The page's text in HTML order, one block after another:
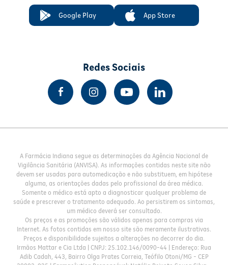
Google Play App Store
Redes Sociais
A Farmácia Indiana segue as determinações da Agência Nacional de
Vigilância Sanitária (ANVISA). As informações contidas neste site não
devem ser usadas para automedicação e não substituem, em hipótese
alguma, as orientações dadas pelo profissional da área médica.
Somente o médico está apto a diagnosticar qualquer problema de
saúde e prescrever o tratamento adequado. Ao persistirem os sintomas,
um médico deverá ser consultado.
Os preços e as promoções são válidos apenas para compras via
Internet. As fotos contidas em nosso site são meramente ilustrativas.
Preços e disponibilidade sujeitos a alterações no decorrer do dia.
Irmãos Mattar e Cia Ltda | CNPJ: 25.102.146/0090-44 | Endereço: Rua
Adib Cadah, 443, Bairro Olga Prates Correia, Teófilo Otoni/MG - CEP